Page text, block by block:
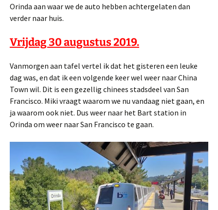
Orinda aan waar we de auto hebben achtergelaten dan
verder naar huis.
Vrijdag 30 augustus 2019.
Vanmorgen aan tafel vertel ik dat het gisteren een leuke
dag was, en dat ik een volgende keer wel weer naar China
Town wil. Dit is een gezellig chinees stadsdeel van San
Francisco. Miki vraagt waarom we nu vandaag niet gaan, en
ja waarom ook niet. Dus weer naar het Bart station in
Orinda om weer naar San Francisco te gaan.